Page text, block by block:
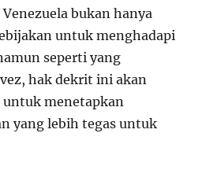
bukan hanya
untuk menghadapi
seperti yang
hak dekrit ini akan
menetapkan
yang lebih tegas untuk